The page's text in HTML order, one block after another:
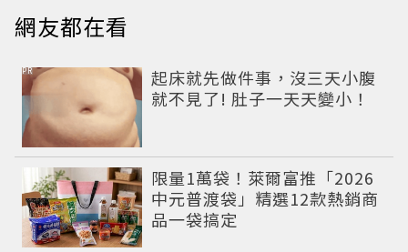
網友都在看
起床就先做件事，沒三天小腹
就不見了! 肚子一天天變小！
PR
限量1萬袋！萊爾富推「2026
中元普渡袋」精選12款熱銷商
品一袋搞定